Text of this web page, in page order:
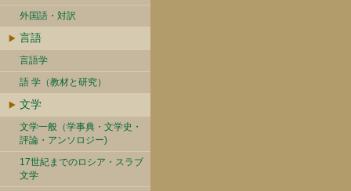
外国語・対訳
言語
言語学
語 学（教材と研究）
文学
文学一般（学事典・文学史・
評論・アンソロジー)
17世紀までのロシア・スラブ
文学